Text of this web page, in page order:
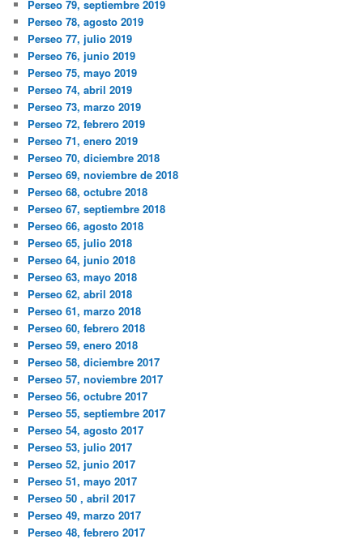
Perseo 79, septiembre 2019
Perseo 78, agosto 2019
Perseo 77, julio 2019
Perseo 76, junio 2019
Perseo 75, mayo 2019
Perseo 74, abril 2019
Perseo 73, marzo 2019
Perseo 72, febrero 2019
Perseo 71, enero 2019
Perseo 70, diciembre 2018
Perseo 69, noviembre de 2018
Perseo 68, octubre 2018
Perseo 67, septiembre 2018
Perseo 66, agosto 2018
Perseo 65, julio 2018
Perseo 64, junio 2018
Perseo 63, mayo 2018
Perseo 62, abril 2018
Perseo 61, marzo 2018
Perseo 60, febrero 2018
Perseo 59, enero 2018
Perseo 58, diciembre 2017
Perseo 57, noviembre 2017
Perseo 56, octubre 2017
Perseo 55, septiembre 2017
Perseo 54, agosto 2017
Perseo 53, julio 2017
Perseo 52, junio 2017
Perseo 51, mayo 2017
Perseo 50 , abril 2017
Perseo 49, marzo 2017
Perseo 48, febrero 2017